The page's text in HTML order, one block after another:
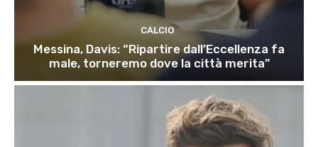
CALCIO
Messina, Davis: “Ripartire dall’Eccellenza fa
male, torneremo dove la città merita”